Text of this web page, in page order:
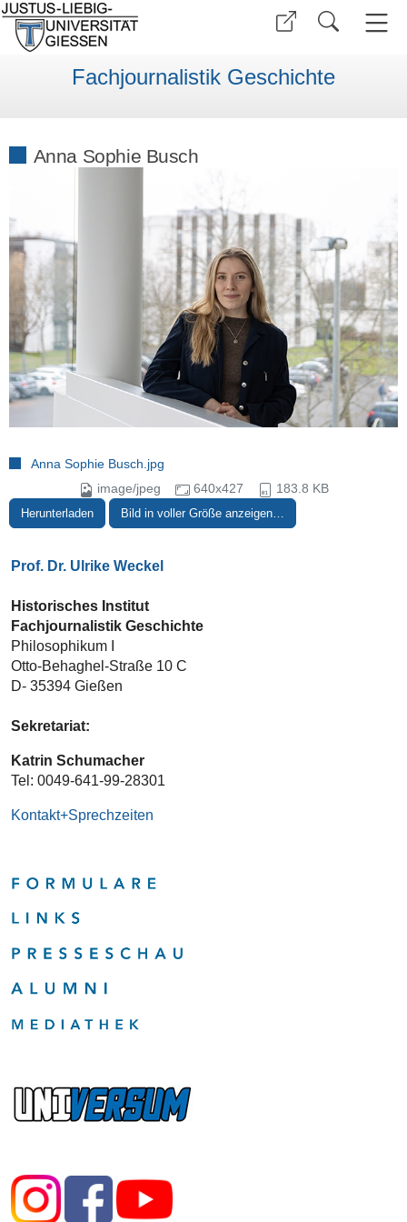
Fachjournalistik Geschichte
Anna Sophie Busch
Anna Sophie Busch.jpg
image/jpeg
640x427 183.8 KB
Herunterladen Bild in voller Größe anzeigen…
Prof. Dr. Ulrike Weckel
Historisches Institut
Fachjournalistik Geschichte
Philosophikum I
Otto-Behaghel-Straße 10 C
D- 35394 Gießen
Sekretariat:
Katrin Schumacher
Tel: 0049-641-99-28301
Kontakt+Sprechzeiten